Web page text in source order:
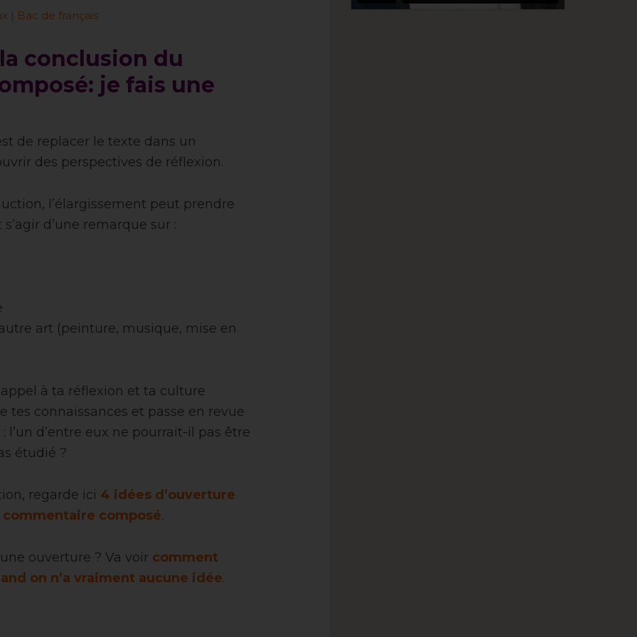
| Bac de français
conclusion du
je fais une
de replacer le texte dans un
des perspectives de réflexion.
l’élargissement peut prendre
d’une remarque sur :
art (peinture, musique, mise en
à ta réflexion et ta culture
tes connaissances et passe en revue
l’un d’entre eux ne pourrait-il pas être
étudié ?
regarde ici 4 idées d’ouverture
composé.
ouverture ? Va voir comment
on n’a vraiment aucune idée.